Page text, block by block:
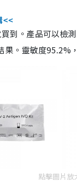
<<
到。產品可以
。靈敏度95.2%
點擊圖片放